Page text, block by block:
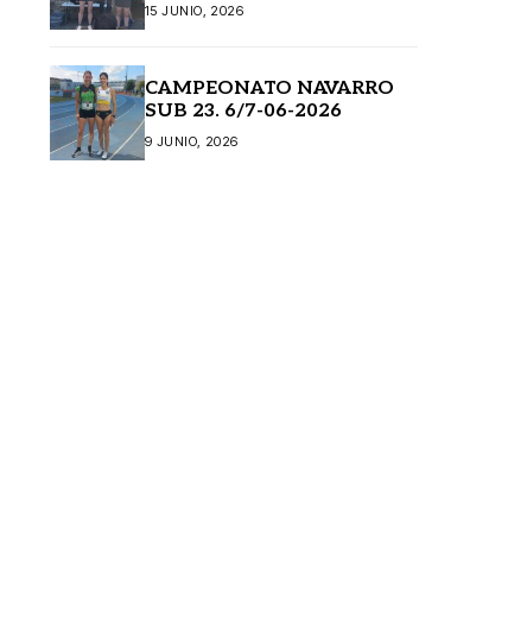
15 JUNIO, 2026
CAMPEONATO NAVARRO
SUB 23. 6/7-06-2026
9 JUNIO, 2026